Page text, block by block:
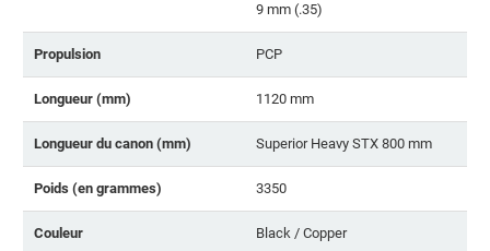
9 mm (.35)
Propulsion PCP
Longueur (mm) 1120 mm
Longueur du canon (mm) Superior Heavy STX 800 mm
Poids (en grammes) 3350
Couleur Black / Copper